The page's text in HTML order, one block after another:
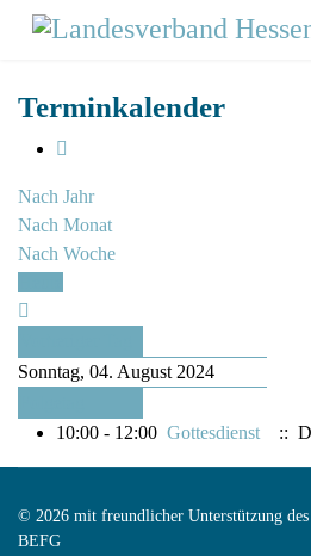
Terminkalender
Nach Jahr
Nach Monat
Nach Woche
Sonntag, 04. August 2024
10:00 - 12:00 Gottesdienst ::
© 2026 mit freundlicher Unterstützung
BEFG